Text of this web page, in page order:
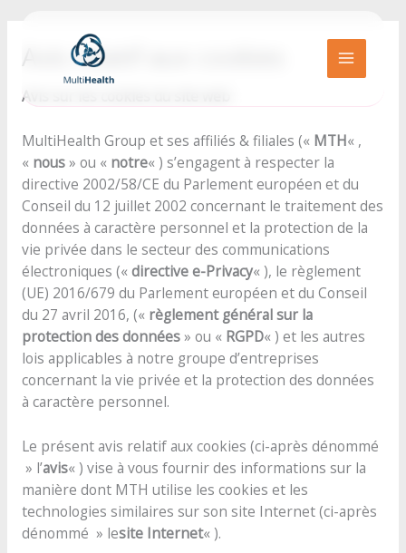
MAIN
MENU
Avis relatif aux cookies
Avis sur les cookies du site web
MultiHealth Group et ses affiliés & filiales (« MTH« ,
« nous» ou « notre« ) s’engagent à respecter la
directive 2002/58/CE du Parlement européen et du
Conseil du 12 juillet 2002 concernant le traitement des
données à caractère personnel et la protection de la
vie privée dans le secteur des communications
électroniques («directive e-Privacy« ), le règlement
(UE) 2016/679 du Parlement européen et du Conseil
du 27 avril 2016, (« règlement général sur la
protection des données» ou « RGPD« ) et les autres
lois applicables à notre groupe d’entreprises
concernant la vie privée et la protection des données
à caractère personnel.
Le présent avis relatif aux cookies (ci-après dénommé
» l’avis« ) vise à vous fournir des informations sur la
manière dont MTH utilise les cookies et les
technologies similaires sur son site Internet (ci-après
dénommé » lesite Internet« ).